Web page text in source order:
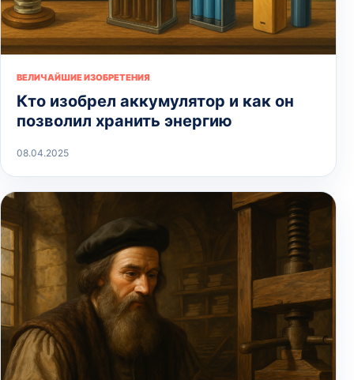
ВЕЛИЧАЙШИЕ ИЗОБРЕТЕНИЯ
Кто изобрел аккумулятор и как он
позволил хранить энергию
08.04.2025